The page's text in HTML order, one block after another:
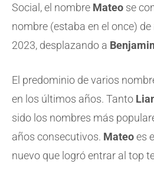
Social, el nombre Mateo se
nombre (estaba en el once)
2023, desplazando a
El predominio de varios
en los últimos años. Tanto
sido los nombres más
años consecutivos. Mateoes
nuevo que logró entrar al top